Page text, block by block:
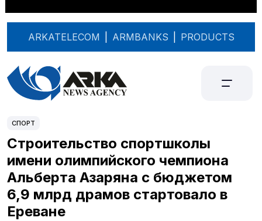
ARKATELECOM ARMBANKS PRODUCTS
СПОРТ
Строительство спортшколы
имени олимпийского чемпиона
Альберта Азаряна с бюджетом
6,9 млрд драмов стартовало в
Ереване